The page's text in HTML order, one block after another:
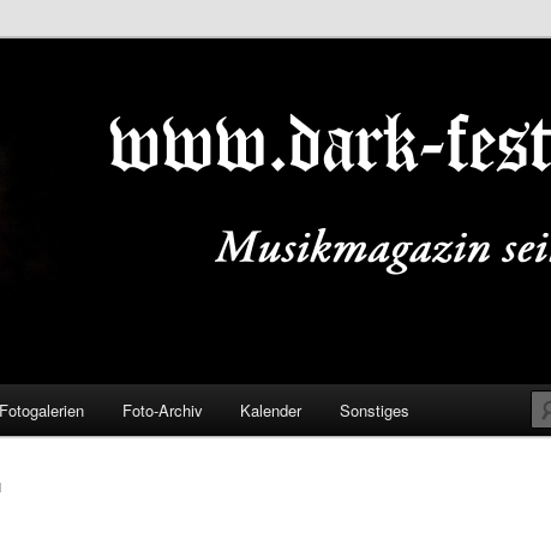
Fotogalerien Foto-Archiv Kalender Sonstiges